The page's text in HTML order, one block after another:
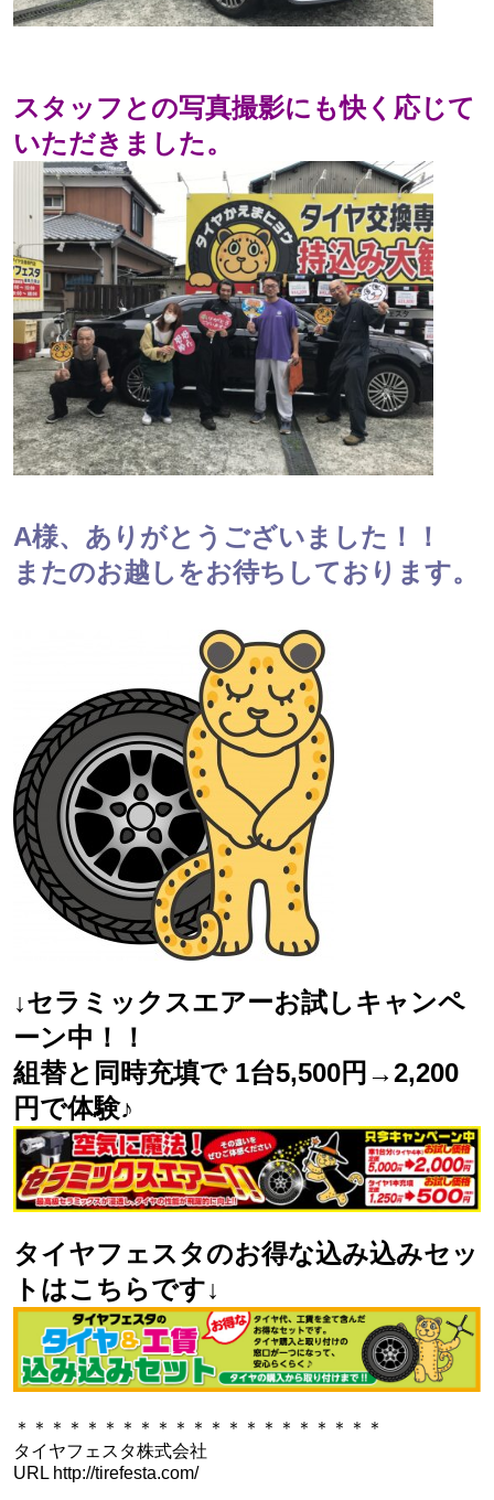
スタッフとの写真撮影にも快く応じて
いただきました。
A様、ありがとうございました！！
またのお越しをお待ちしております。
↓セラミックスエアーお試しキャンペ
ーン中！！
組替と同時充填で 1台5,500円→2,200
円で体験♪
タイヤフェスタのお得な込み込みセッ
トはこちらです↓
＊＊＊＊＊＊＊＊＊＊＊＊＊＊＊＊＊＊＊＊＊
タイヤフェスタ株式会社
URL http://tirefesta.com/